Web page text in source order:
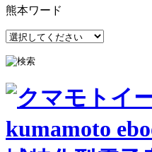
熊本ワード